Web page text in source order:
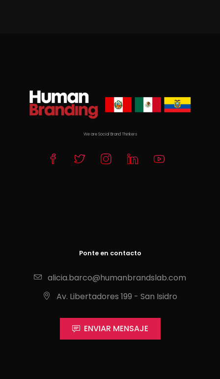
We are Social Brand Thinkers
Ponte en contacto
alicia.barco@humanbrandslab.com
Av. Libertadores 199 - San Isidro
ENVIAR MENSAJE